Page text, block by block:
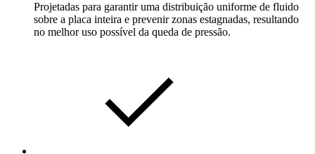
Projetadas para garantir uma distribuição uniforme de fluido
sobre a placa inteira e prevenir zonas estagnadas, resultando
no melhor uso possível da queda de pressão.